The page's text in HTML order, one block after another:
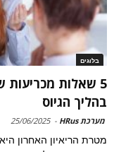
בלוגים
5 שאלות מכריעות
בהליך הגיוס
מערכת HRus -
25/06/2025
מטרת הריאיון האחרון